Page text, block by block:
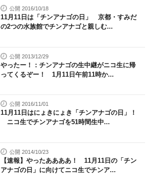
公開 2016/10/18
11月11日は「チンアナゴの日」 京都・すみだ
の2つの水族館でチンアナゴと親しむ...
公開 2013/12/29
やったー！：チンアナゴの生中継がニコ生に帰
ってくるぞー！ 1月11日午前11時か...
公開 2016/11/01
11月11日はにょきにょき「チンアナゴの日」！
ニコ生でチンアナゴを51時間生中...
公開 2014/10/23
【速報】やったああああ！ 11月11日の「チン
アナゴの日」に向けてニコ生でチンア...